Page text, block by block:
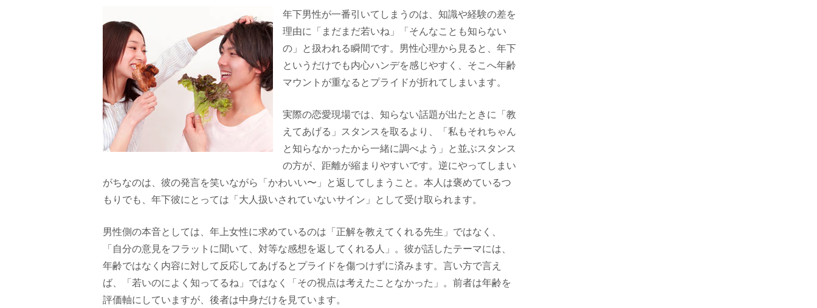
年下男性が一番引いてしまうのは、知識や経験の差を
理由に「まだまだ若いね」「そんなことも知らない
の」と扱われる瞬間です。男性心理から見ると、年下
というだけでも内心ハンデを感じやすく、そこへ年齢
マウントが重なるとプライドが折れてしまいます。
実際の恋愛現場では、知らない話題が出たときに「教
えてあげる」スタンスを取るより、「私もそれちゃん
と知らなかったから一緒に調べよう」と並ぶスタンス
の方が、距離が縮まりやすいです。逆にやってしまい
がちなのは、彼の発言を笑いながら「かわいい〜」と返してしまうこと。本人は褒めているつ
もりでも、年下彼にとっては「大人扱いされていないサイン」として受け取られます。
男性側の本音としては、年上女性に求めているのは「正解を教えてくれる先生」ではなく、
「自分の意見をフラットに聞いて、対等な感想を返してくれる人」。彼が話したテーマには、
年齢ではなく内容に対して反応してあげるとプライドを傷つけずに済みます。言い方で言え
ば、「若いのによく知ってるね」ではなく「その視点は考えたことなかった」。前者は年齢を
評価軸にしていますが、後者は中身だけを見ています。